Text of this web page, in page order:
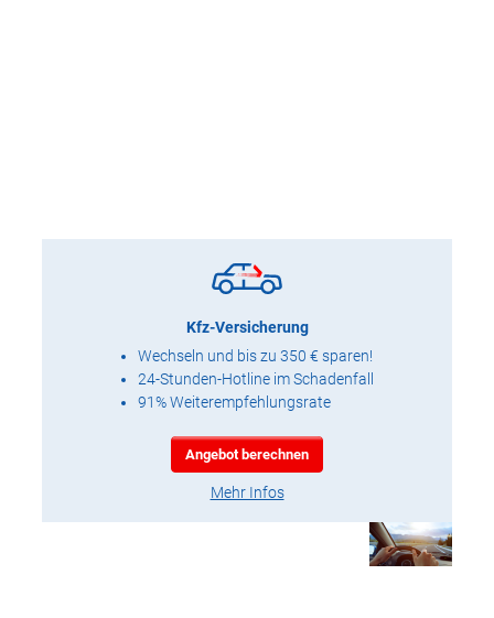
Kfz-Versicherung
Wechseln und bis zu 350 € sparen!
24-Stunden-Hotline im Schadenfall
91% Weiterempfehlungsrate
Angebot berechnen
Mehr Infos